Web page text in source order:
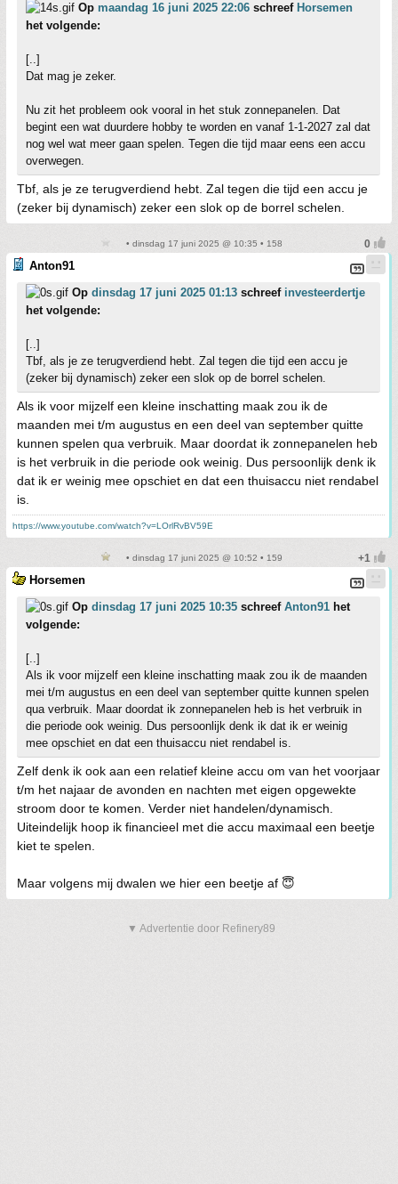
Op maandag 16 juni 2025 22:06 schreef Horsemen
het volgende:
[..]
Dat mag je zeker.
Nu zit het probleem ook vooral in het stuk zonnepanelen. Dat
begint een wat duurdere hobby te worden en vanaf 1-1-2027 zal dat
nog wel wat meer gaan spelen. Tegen die tijd maar eens een accu
overwegen.
Tbf, als je ze terugverdiend hebt. Zal tegen die tijd een accu je
(zeker bij dynamisch) zeker een slok op de borrel schelen.
• dinsdag 17 juni 2025 @ 10:35 • 158
Anton91
Op dinsdag 17 juni 2025 01:13 schreef investeerdertje
het volgende:
[..]
Tbf, als je ze terugverdiend hebt. Zal tegen die tijd een accu je
(zeker bij dynamisch) zeker een slok op de borrel schelen.
Als ik voor mijzelf een kleine inschatting maak zou ik de
maanden mei t/m augustus en een deel van september quitte
kunnen spelen qua verbruik. Maar doordat ik zonnepanelen heb
is het verbruik in die periode ook weinig. Dus persoonlijk denk ik
dat ik er weinig mee opschiet en dat een thuisaccu niet rendabel
is.
https://www.youtube.com/watch?v=LOrlRvBV59E
• dinsdag 17 juni 2025 @ 10:52 • 159
Horsemen
Op dinsdag 17 juni 2025 10:35 schreef Anton91 het
volgende:
[..]
Als ik voor mijzelf een kleine inschatting maak zou ik de maanden
mei t/m augustus en een deel van september quitte kunnen spelen
qua verbruik. Maar doordat ik zonnepanelen heb is het verbruik in
die periode ook weinig. Dus persoonlijk denk ik dat ik er weinig
mee opschiet en dat een thuisaccu niet rendabel is.
Zelf denk ik ook aan een relatief kleine accu om van het voorjaar
t/m het najaar de avonden en nachten met eigen opgewekte
stroom door te komen. Verder niet handelen/dynamisch.
Uiteindelijk hoop ik financieel met die accu maximaal een beetje
kiet te spelen.
Maar volgens mij dwalen we hier een beetje af 😇
▼ Advertentie door Refinery89